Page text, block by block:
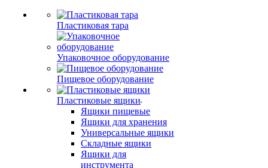
Пластиковая тара
Упаковочное оборудование
Пищевое оборудование
Пластиковые ящики
Ящики пищевые
Ящики для хранения
Универсальные ящики
Складные ящики
Ящики для
инструмента